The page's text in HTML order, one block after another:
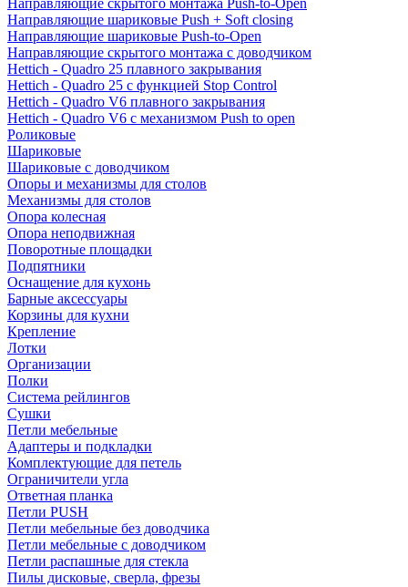
Направляющие скрытого монтажа Push-to-Open
Направляющие шариковые Push + Soft closing
Направляющие шариковые Push-to-Open
Направляющие скрытого монтажа с доводчиком
Hettich - Quadro 25 плавного закрывания
Hettich - Quadro 25 с функцией Stop Control
Hettich - Quadro V6 плавного закрывания
Hettich - Quadro V6 с механизмом Push to open
Роликовые
Шариковые
Шариковые с доводчиком
Опоры и механизмы для столов
Механизмы для столов
Опора колесная
Опора неподвижная
Поворотные площадки
Подпятники
Оснащение для кухонь
Барные аксессуары
Корзины для кухни
Крепление
Лотки
Организации
Полки
Система рейлингов
Сушки
Петли мебельные
Адаптеры и подкладки
Комплектующие для петель
Ограничители угла
Ответная планка
Петли PUSH
Петли мебельные без доводчика
Петли мебельные с доводчиком
Петли распашные для стекла
Пилы дисковые, сверла, фрезы